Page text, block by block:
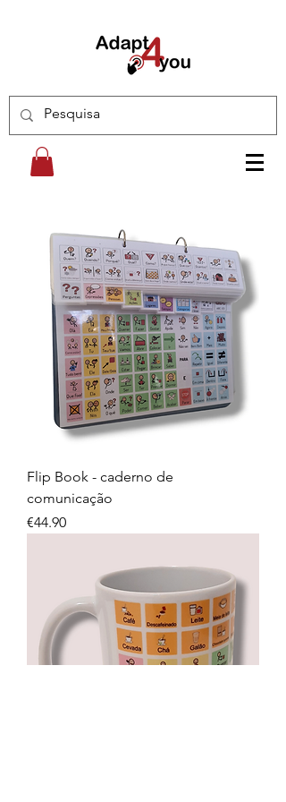
Flip Book - caderno de
comunicação
Price
€44.90